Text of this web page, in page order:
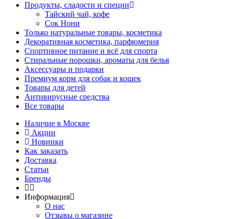
Продукты, сладости и специи
Тайский чай, кофе
Сок Нони
Только натуральные товары, косметика
Декоративная косметика, парфюмерия
Спортивное питание и всё для спорта
Стиральные порошки, ароматы для белья
Аксессуары и подарки
Премиум корм для собак и кошек
Товары для детей
Антивирусные средства
Все товары
Наличие в Москве
Акции
Новинки
Как заказать
Доставка
Статьи
Бренды
Информация
О нас
Отзывы о магазине